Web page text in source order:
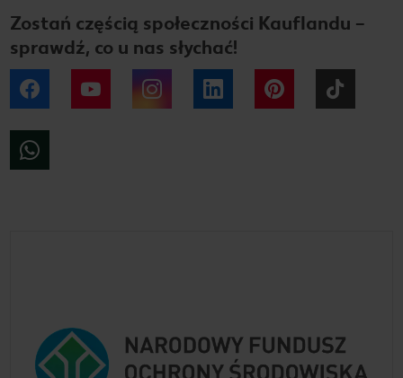
Zostań częścią społeczności Kauflandu –
sprawdź, co u nas słychać!
Facebook YouTube Instagram LinkedIn Pinterest